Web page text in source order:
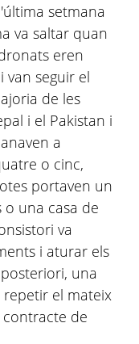
setmana
va saltar quan
eren
van seguir el
de les
i el Pakistan i
a
o cinc,
portaven un
una casa de
va
i aturar els
una
el mateix
de